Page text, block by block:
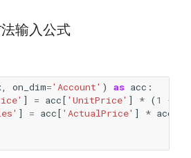
输入公式
on_dim='Account' ) as acc :
] = acc[ 'UnitPrice' ] * (1 -
] = acc[ 'ActualPrice' ] * acc